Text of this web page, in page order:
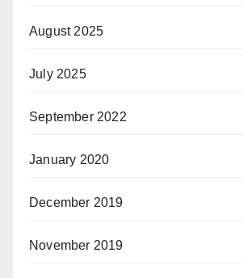
August 2025
July 2025
September 2022
January 2020
December 2019
November 2019